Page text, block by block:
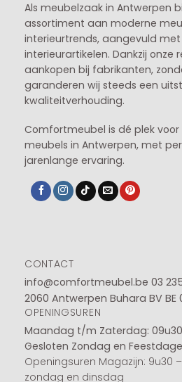
Als meubelzaak in Antwerpen
assortiment aan moderne
interieurtrends, aangevuld met
interieurartikelen. Dankzij onze
aankopen bij fabrikanten,
garanderen wij steeds een
kwaliteitverhouding.
Comfortmeubel is dé plek voor
meubels in Antwerpen, met
jarenlange ervaring.
CONTACT
info@comfortmeubel.be 03
2060 Antwerpen Buhara BV BE
OPENINGSUREN
Maandag t/m Zaterdag: 09u30
Gesloten Zondag en
Openingsuren Magazijn: 9u30
zondag en dinsdag